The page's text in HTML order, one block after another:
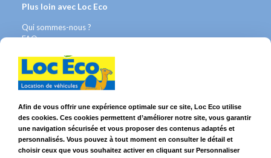
Plus loin avec Loc Eco
Qui sommes-nous ?
FAQ
Nous recrutons
Avis Clients
Franchises & Assurances
Conditions Générales
Données personnelles
Mentions Légales
Afin de vous offrir une expérience optimale sur ce site, Loc Eco utilise
des cookies. Ces cookies permettent d’améliorer notre site, vous garantir
une navigation sécurisée et vous proposer des contenus adaptés et
personnalisés. Vous pouvez à tout moment en consulter le détail et
choisir ceux que vous souhaitez activer en cliquant sur Personnaliser